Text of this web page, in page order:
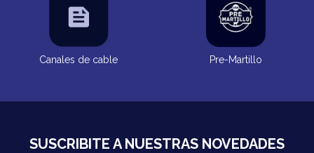
Canales de cable Pre-Martillo
SUSCRIBITE A NUESTRAS NOVEDADES